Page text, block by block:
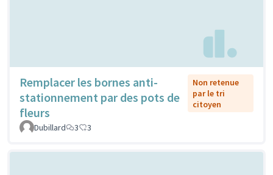
Remplacer les bornes anti-
stationnement par des pots de
fleurs
Non retenue
par le tri
citoyen
Dubillard 3 3